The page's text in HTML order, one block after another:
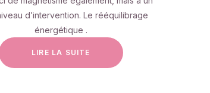
d’intervention. Le rééquilibrage
énergétique .
LIRE LA SUITE